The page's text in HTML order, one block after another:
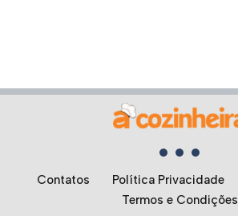
Contatos Política Privacidade
Termos e Condições